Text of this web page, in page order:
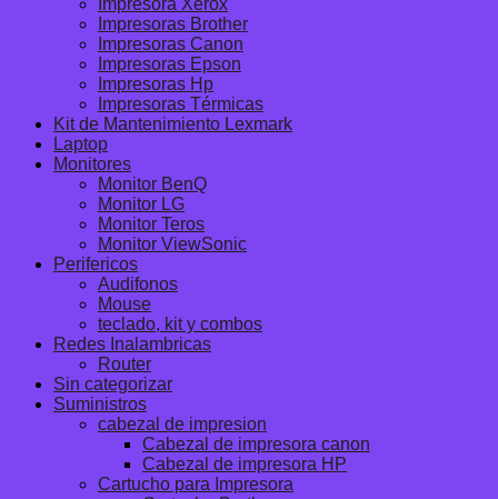
Impresoras Brother
Impresoras Canon
Impresoras Epson
Impresoras Hp
Impresoras Térmicas
Kit de Mantenimiento Lexmark
Laptop
Monitores
Monitor BenQ
Monitor LG
Monitor Teros
Monitor ViewSonic
Perifericos
Audifonos
Mouse
teclado, kit y combos
Redes Inalambricas
Router
Sin categorizar
Suministros
cabezal de impresion
Cabezal de impresora canon
Cabezal de impresora HP
Cartucho para Impresora